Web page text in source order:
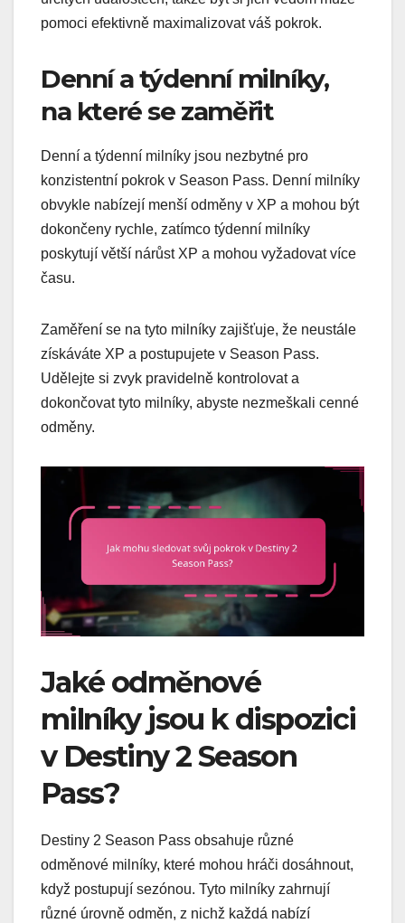
pomoci efektivně maximalizovat váš pokrok.
Denní a týdenní milníky,
na které se zaměřit
Denní a týdenní milníky jsou nezbytné pro
konzistentní pokrok v Season Pass. Denní milníky
obvykle nabízejí menší odměny v XP a mohou být
dokončeny rychle, zatímco týdenní milníky
poskytují větší nárůst XP a mohou vyžadovat více
času.
Zaměření se na tyto milníky zajišťuje, že neustále
získáváte XP a postupujete v Season Pass.
Udělejte si zvyk pravidelně kontrolovat a
dokončovat tyto milníky, abyste nezmeškali cenné
odměny.
Jaké odměnové
milníky jsou k dispozici
v Destiny 2 Season
Pass?
Destiny 2 Season Pass obsahuje různé
odměnové milníky, které mohou hráči dosáhnout,
když postupují sezónou. Tyto milníky zahrnují
různé úrovně odměn, z nichž každá nabízí